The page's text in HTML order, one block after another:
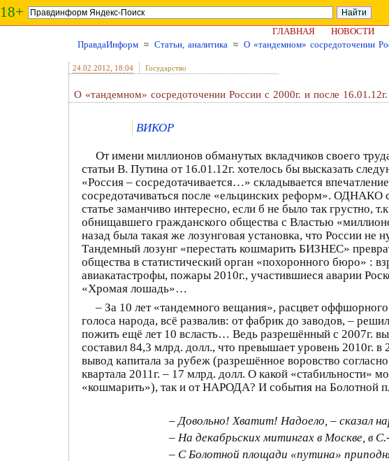
18+
ГЛАВНАЯ
НОВОСТИ
ПравдаИнформ ≈ Статьи, аналитика ≈ О «тандемном» сосредоточении
24.02.2012 , 18:04 Государство
О «тандемном» сосредоточении России с 2000г. и после 16.01.12г.
ВИКОР
От имени миллионов обманутых вкладчиков своего
статьи В. Путина от 16.01.12г. хотелось бы высказать
«Россия – сосредотачивается…» складывается
сосредотачиваться после «ельцинских реформ». ОДНАКО
статье заманчиво интересно, если б не было так грустно,
обнищавшего гражданского общества с Властью
назад была такая же лозунговая установка, что России
Тандемный лозунг «перестать кошмарить БИЗНЕС»
общества в статистический орган «похоронного бюро» :
авиакатастрофы, пожары 2010г., участившиеся аварии
«Хромая лошадь»…
– За 10 лет «тандемного вещания», расцвет
голоса народа, всё развалив: от фабрик до заводов, –
пожить ещё лет 10 всласть… Ведь разрешённый с 2007г.
составил 84,3 млрд. долл., что превышает уровень 2010г. в
вывод капитала за рубеж (разрешённое воровство
квартала 2011г. – 17 млрд. долл. О какой «стабильности»
«кошмарить»), так и от НАРОДА? И события на Болотной
– Довольно! Хватит! Надоело, – сказал
– На декабрьских митингах в Москве, в
– С Болотной площади «путина»